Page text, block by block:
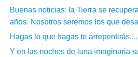
Buenas noticias: la Tierra se
años. Nosotros seremos los que
Hagas lo que hagas te arrepentirás....
Y en las noches de luna imaginaria